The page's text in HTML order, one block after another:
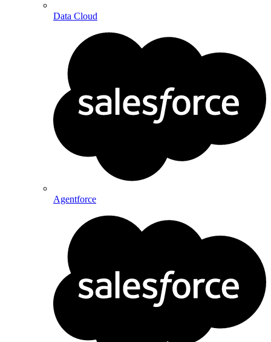
Data Cloud
Agentforce